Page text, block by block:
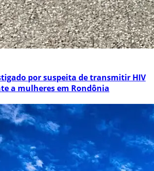
por suspeita de transmitir HIV
a mulheres em Rondônia